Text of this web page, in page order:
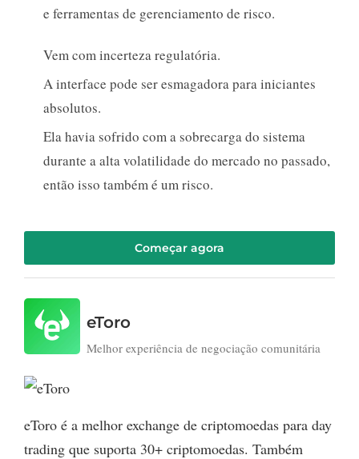
e ferramentas de gerenciamento de risco.
Vem com incerteza regulatória.
A interface pode ser esmagadora para iniciantes
absolutos.
Ela havia sofrido com a sobrecarga do sistema
durante a alta volatilidade do mercado no passado,
então isso também é um risco.
Começar agora
eToro
Melhor experiência de negociação comunitária
eToro é a melhor exchange de criptomoedas para day
trading que suporta 30+ criptomoedas. Também